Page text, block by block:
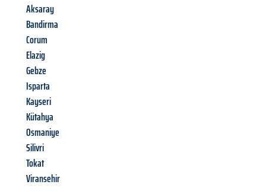
Aksaray
Bandirma
Corum
Elazig
Gebze
Isparta
Kayseri
Kütahya
Osmaniye
Silivri
Tokat
Viransehir